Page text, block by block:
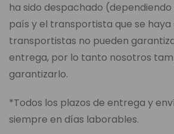
ha sido despachado (dependiendo
país y el transportista que se haya
transportistas no pueden
entrega, por lo tanto nosotros
garantizarlo.
*Todos los plazos de entrega y
siempre en días laborables.